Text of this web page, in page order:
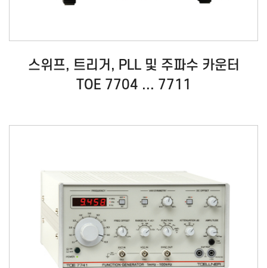
스위프, 트리거, PLL 및 주파수 카운터
TOE 7704 ... 7711